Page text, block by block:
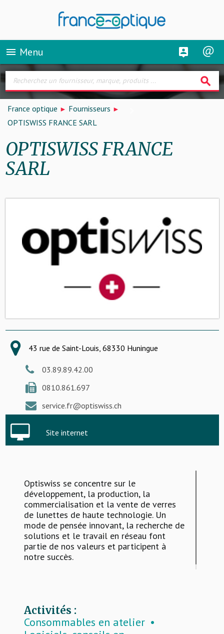
menu Menu
search
France optique
Fournisseurs
OPTISWISS FRANCE SARL
OPTISWISS FRANCE
SARL
43 rue de Saint-Louis, 68330 Huningue
03.89.89.42.00
0810.861.697
service.fr@optiswiss.ch
Site internet
Optiswiss se concentre sur le
développement, la production, la
commercialisation et la vente de verres
de lunettes de haute technologie. Un
mode de pensée innovant, la recherche de
solutions et le travail en réseau font
partie de nos valeurs et participent à
notre succès.
Activités :
Consommables en atelier